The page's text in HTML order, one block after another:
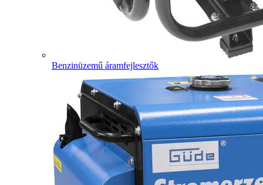
Benzinüzemű áramfejlesztők